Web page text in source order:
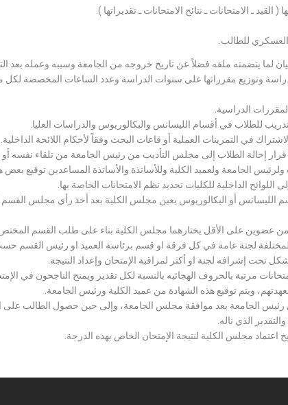
ـ الامتحانات ـ نتائح الامتحانات ـ تقديراتها ).
للطالب.
يتضمنه ملفه فضلاً عن تاريخ خروجه من الجامعة وسببه وعمله بعد
الدراسة وتوزيع مقرراتها على سنوات الدراسة وعدد الساعات
الدراسية.
للطلاب في أقسام الليسانس والبكالوريوس والدراسات العليا.
في التمرينات العملية أو قاعات البحث وفقاً لأحكام اللائحة الداخلية.
قرار إحالة الطلاب إلى مجلس التأديب من رئيس الجامعة من تلقاء نفسه أو
الجامعة ولعميد الكلية وللأساتذة والأساتذة المساعدين توقيع بعض
اللوائح الداخلية للكليات تحديد نظم الامتحانات الخاصة بها.
الليسانس أو البكالوريوس يعين مجلس الكلية بعد أخذ رأي مجلس
عضوين على الأقل يختارهما مجلس الكلية بناء على طلب القسم
لجنة عامة في كل فرقة او قسم برئاسة العميد او رئيس القسم حسب
تحت إشرافه لجنة او أكثر لمراقبة الإمتحان وإعداد النتيجة.
مرتبة بالحروف الهجائيه بالنسبة لكل تقدير ويمنح الناجحون في
ويتم توقيع هذه الشهادة من عميد الكلية ورئيس الجامعة.
رئيس الجامعة بعد موافقة مجلس الجامعة، وإلى حين حصول الطالب على
الذي ناله.
اعتماد مجلس الكلية لنتيجة الإمتحان الخاص بهذه الدرجة.